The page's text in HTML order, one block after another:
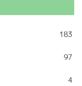
183
97
4